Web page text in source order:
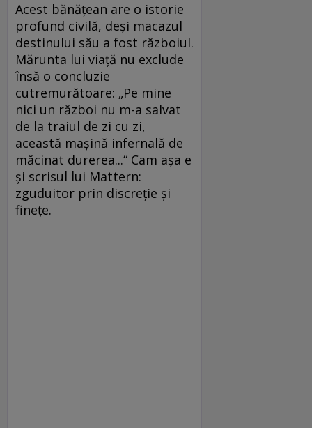
Acest bănăţean are o istorie
profund civilă, deşi macazul
destinului său a fost războiul.
Mărunta lui viaţă nu exclude
însă o concluzie
cutremurătoare: „Pe mine
nici un război nu m-a salvat
de la traiul de zi cu zi,
această maşină infernală de
măcinat durerea...“ Cam aşa e
şi scrisul lui Mattern:
zguduitor prin discreţie şi
fineţe.